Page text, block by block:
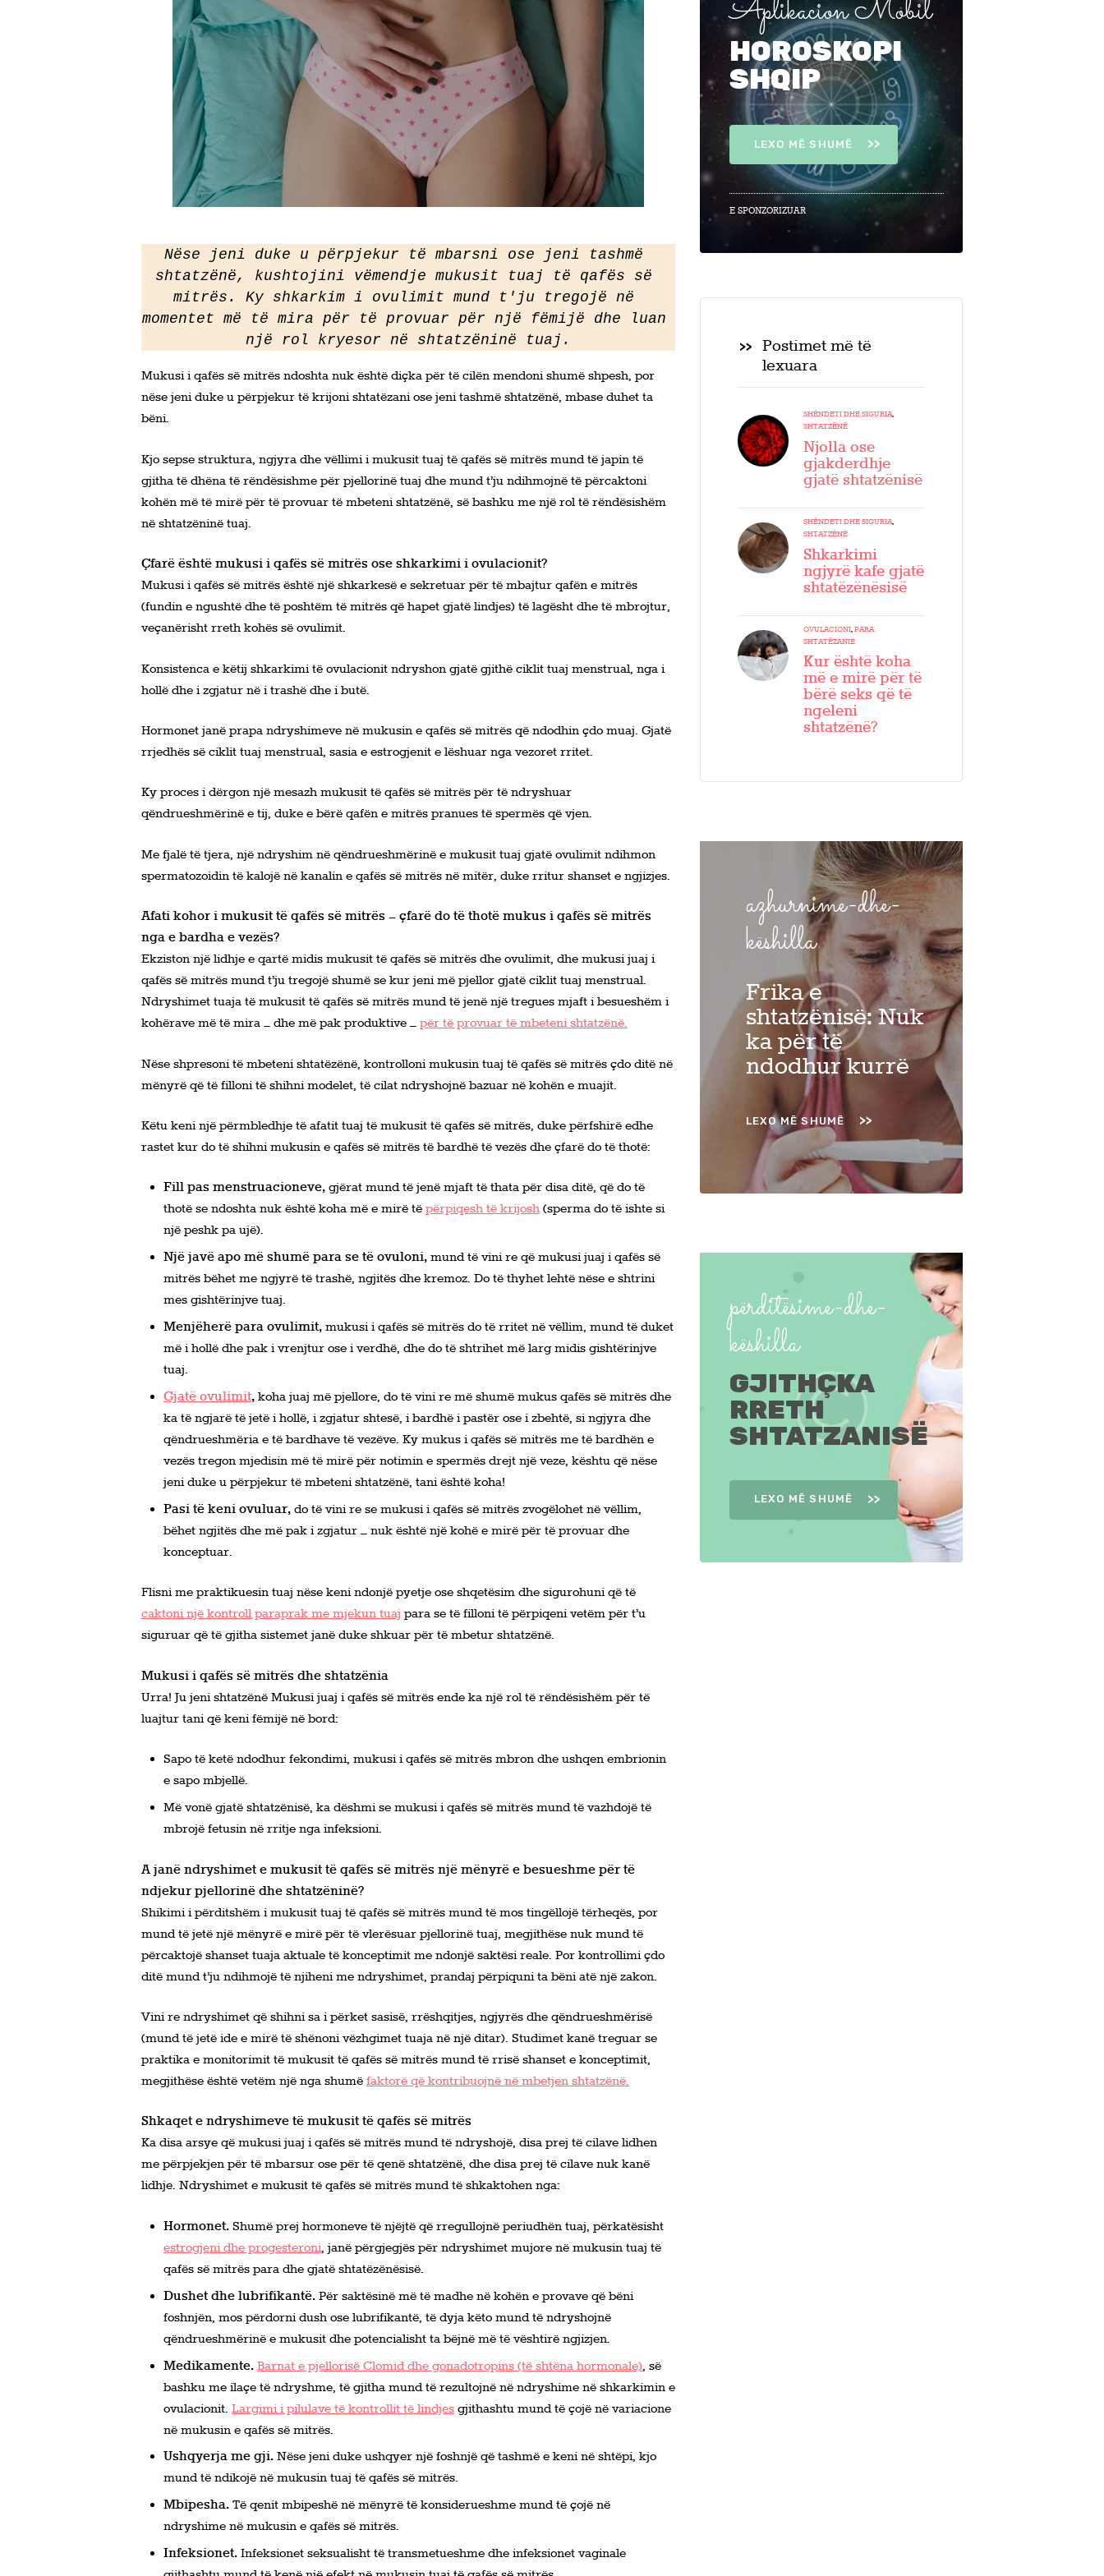
Nëse jeni duke u përpjekur të mbarsni ose jeni tashmë
shtatzënë, kushtojini vëmendje mukusit tuaj të qafës së
mitrës. Ky shkarkim i ovulimit mund t'ju tregojë në
momentet më të mira për të provuar për një fëmijë dhe luan
një rol kryesor në shtatzëninë tuaj.
Mukusi i qafës së mitrës ndoshta nuk është diçka për të cilën mendoni shumë shpesh, por
nëse jeni duke u përpjekur të krijoni shtatëzani ose jeni tashmë shtatzënë, mbase duhet ta
bëni.
Kjo sepse struktura, ngjyra dhe vëllimi i mukusit tuaj të qafës së mitrës mund të japin të
gjitha të dhëna të rëndësishme për pjellorinë tuaj dhe mund t’ju ndihmojnë të përcaktoni
kohën më të mirë për të provuar të mbeteni shtatzënë, së bashku me një rol të rëndësishëm
në shtatzëninë tuaj.
Çfarë është mukusi i qafës së mitrës ose shkarkimi i ovulacionit?
Mukusi i qafës së mitrës është një shkarkesë e sekretuar për të mbajtur qafën e mitrës
(fundin e ngushtë dhe të poshtëm të mitrës që hapet gjatë lindjes) të lagësht dhe të mbrojtur,
veçanërisht rreth kohës së ovulimit.
Konsistenca e këtij shkarkimi të ovulacionit ndryshon gjatë gjithë ciklit tuaj menstrual, nga i
hollë dhe i zgjatur në i trashë dhe i butë.
Hormonet janë prapa ndryshimeve në mukusin e qafës së mitrës që ndodhin çdo muaj. Gjatë
rrjedhës së ciklit tuaj menstrual, sasia e estrogjenit e lëshuar nga vezoret rritet.
Ky proces i dërgon një mesazh mukusit të qafës së mitrës për të ndryshuar
qëndrueshmërinë e tij, duke e bërë qafën e mitrës pranues të spermës që vjen.
Me fjalë të tjera, një ndryshim në qëndrueshmërinë e mukusit tuaj gjatë ovulimit ndihmon
spermatozoidin të kalojë në kanalin e qafës së mitrës në mitër, duke rritur shanset e ngjizjes.
Afati kohor i mukusit të qafës së mitrës – çfarë do të thotë mukus i qafës së mitrës
nga e bardha e vezës?
Ekziston një lidhje e qartë midis mukusit të qafës së mitrës dhe ovulimit, dhe mukusi juaj i
qafës së mitrës mund t’ju tregojë shumë se kur jeni më pjellor gjatë ciklit tuaj menstrual.
Ndryshimet tuaja të mukusit të qafës së mitrës mund të jenë një tregues mjaft i besueshëm i
kohërave më të mira – dhe më pak produktive – për të provuar të mbeteni shtatzënë.
Nëse shpresoni të mbeteni shtatëzënë, kontrolloni mukusin tuaj të qafës së mitrës çdo ditë në
mënyrë që të filloni të shihni modelet, të cilat ndryshojnë bazuar në kohën e muajit.
Këtu keni një përmbledhje të afatit tuaj të mukusit të qafës së mitrës, duke përfshirë edhe
rastet kur do të shihni mukusin e qafës së mitrës të bardhë të vezës dhe çfarë do të thotë:
Fill pas menstruacioneve, gjërat mund të jenë mjaft të thata për disa ditë, që do të
thotë se ndoshta nuk është koha më e mirë të përpiqesh të krijosh (sperma do të ishte si
një peshk pa ujë).
Një javë apo më shumë para se të ovuloni, mund të vini re që mukusi juaj i qafës së
mitrës bëhet me ngjyrë të trashë, ngjitës dhe kremoz. Do të thyhet lehtë nëse e shtrini
mes gishtërinjve tuaj.
Menjëherë para ovulimit, mukusi i qafës së mitrës do të rritet në vëllim, mund të duket
më i hollë dhe pak i vrenjtur ose i verdhë, dhe do të shtrihet më larg midis gishtërinjve
tuaj.
Gjatë ovulimit, koha juaj më pjellore, do të vini re më shumë mukus qafës së mitrës dhe
ka të ngjarë të jetë i hollë, i zgjatur shtesë, i bardhë i pastër ose i zbehtë, si ngjyra dhe
qëndrueshmëria e të bardhave të vezëve. Ky mukus i qafës së mitrës me të bardhën e
vezës tregon mjedisin më të mirë për notimin e spermës drejt një veze, kështu që nëse
jeni duke u përpjekur të mbeteni shtatzënë, tani është koha!
Pasi të keni ovuluar, do të vini re se mukusi i qafës së mitrës zvogëlohet në vëllim,
bëhet ngjitës dhe më pak i zgjatur – nuk është një kohë e mirë për të provuar dhe
konceptuar.
Flisni me praktikuesin tuaj nëse keni ndonjë pyetje ose shqetësim dhe sigurohuni që të
caktoni një kontroll paraprak me mjekun tuaj para se të filloni të përpiqeni vetëm për t’u
siguruar që të gjitha sistemet janë duke shkuar për të mbetur shtatzënë.
Mukusi i qafës së mitrës dhe shtatzënia
Urra! Ju jeni shtatzënë Mukusi juaj i qafës së mitrës ende ka një rol të rëndësishëm për të
luajtur tani që keni fëmijë në bord:
Sapo të ketë ndodhur fekondimi, mukusi i qafës së mitrës mbron dhe ushqen embrionin
e sapo mbjellë.
Më vonë gjatë shtatzënisë, ka dëshmi se mukusi i qafës së mitrës mund të vazhdojë të
mbrojë fetusin në rritje nga infeksioni.
A janë ndryshimet e mukusit të qafës së mitrës një mënyrë e besueshme për të
ndjekur pjellorinë dhe shtatzëninë?
Shikimi i përditshëm i mukusit tuaj të qafës së mitrës mund të mos tingëllojë tërheqës, por
mund të jetë një mënyrë e mirë për të vlerësuar pjellorinë tuaj, megjithëse nuk mund të
përcaktojë shanset tuaja aktuale të konceptimit me ndonjë saktësi reale. Por kontrollimi çdo
ditë mund t’ju ndihmojë të njiheni me ndryshimet, prandaj përpiquni ta bëni atë një zakon.
Vini re ndryshimet që shihni sa i përket sasisë, rrëshqitjes, ngjyrës dhe qëndrueshmërisë
(mund të jetë ide e mirë të shënoni vëzhgimet tuaja në një ditar). Studimet kanë treguar se
praktika e monitorimit të mukusit të qafës së mitrës mund të rrisë shanset e konceptimit,
megjithëse është vetëm një nga shumë faktorë që kontribuojnë në mbetjen shtatzënë.
Shkaqet e ndryshimeve të mukusit të qafës së mitrës
Ka disa arsye që mukusi juaj i qafës së mitrës mund të ndryshojë, disa prej të cilave lidhen
me përpjekjen për të mbarsur ose për të qenë shtatzënë, dhe disa prej të cilave nuk kanë
lidhje. Ndryshimet e mukusit të qafës së mitrës mund të shkaktohen nga:
Hormonet. Shumë prej hormoneve të njëjtë që rregullojnë periudhën tuaj, përkatësisht
estrogjeni dhe progesteroni, janë përgjegjës për ndryshimet mujore në mukusin tuaj të
qafës së mitrës para dhe gjatë shtatëzënësisë.
Dushet dhe lubrifikantë. Për saktësinë më të madhe në kohën e provave që bëni
foshnjën, mos përdorni dush ose lubrifikantë, të dyja këto mund të ndryshojnë
qëndrueshmërinë e mukusit dhe potencialisht ta bëjnë më të vështirë ngjizjen.
Medikamente. Barnat e pjellorisë Clomid dhe gonadotropins (të shtëna hormonale), së
bashku me ilaçe të ndryshme, të gjitha mund të rezultojnë në ndryshime në shkarkimin e
ovulacionit. Largimi i pilulave të kontrollit të lindjes gjithashtu mund të çojë në variacione
në mukusin e qafës së mitrës.
Ushqyerja me gji. Nëse jeni duke ushqyer një foshnjë që tashmë e keni në shtëpi, kjo
mund të ndikojë në mukusin tuaj të qafës së mitrës.
Mbipesha. Të qenit mbipeshë në mënyrë të konsiderueshme mund të çojë në
ndryshime në mukusin e qafës së mitrës.
Infeksionet. Infeksionet seksualisht të transmetueshme dhe infeksionet vaginale
Aplikacion Mobil
HOROSKOPI
SHQIP
LEXO MË SHUMË
E SPONZORIZUAR
Postimet më të
lexuara
SHËNDETI DHE SIGURIA,
SHTATZËNË
Njolla ose
gjakderdhje
gjatë shtatzënisë
SHËNDETI DHE SIGURIA,
SHTATZËNË
Shkarkimi
ngjyrë kafe gjatë
shtatëzënësisë
OVULACIONI,PARA
SHTATËZANIE
Kur është koha
më e mirë për të
bërë seks që të
ngeleni
shtatzënë?
azhurnime-dhe-
këshilla
Frika e
shtatzënisë: Nuk
ka për të
ndodhur kurrë
LEXO MË SHUMË
përditësime-dhe-
këshilla
GJITHÇKA
RRETH
SHTATZANISË
LEXO MË SHUMË